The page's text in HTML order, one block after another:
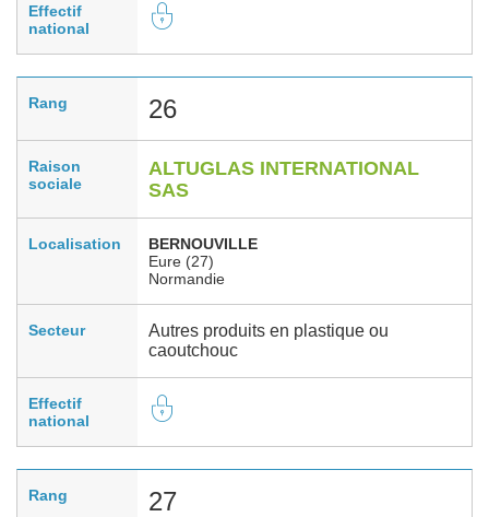
Effectif
national
Rang 26
Raison
sociale
ALTUGLAS INTERNATIONAL
SAS
Localisation
BERNOUVILLE
Eure (27)
Normandie
Secteur
Autres produits en plastique ou
caoutchouc
Effectif
national
Rang 27